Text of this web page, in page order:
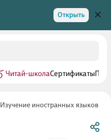
Открыть
Читай-школаСертификаты
Изучение иностранных языков